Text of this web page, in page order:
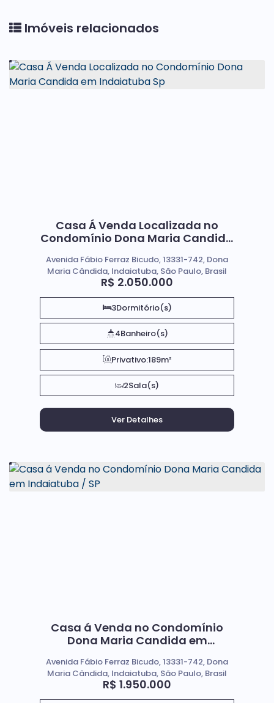
Imóveis relacionados
Casa Á Venda Localizada no
Condomínio Dona Maria Candida
R$ 2.050.000
Avenida Fábio Ferraz Bicudo, 13331-742, Dona
Maria Cândida, Indaiatuba, São Paulo, Brasil
3Dormitório(s)
4Banheiro(s)
Privativo:189m²
2Sala(s)
Casa á Venda no Condomínio
Dona Maria Candida em
R$ 1.950.000
Avenida Fábio Ferraz Bicudo, 13331-742, Dona
Maria Cândida, Indaiatuba, São Paulo, Brasil